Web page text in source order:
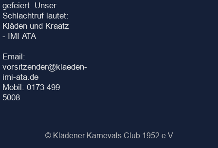
gefeiert. Unser
Schlachtruf lautet:
Kläden und Kraatz
- IMI ATA
Email:
vorsitzender@klaeden-
imi-ata.de
Mobil: 0173 499
5008
© Klädener Karnevals Club 1952 e.V